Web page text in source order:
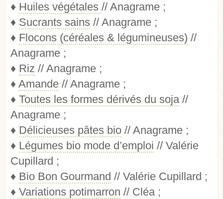
♦ Huiles végétales // Anagrame ;
♦ Sucrants sains // Anagrame ;
♦ Flocons (céréales & légumineuses) //
Anagrame ;
♦ Riz // Anagrame ;
♦ Amande // Anagrame ;
♦ Toutes les formes dérivés du soja//
Anagrame ;
♦ Délicieuses pâtes bio // Anagrame ;
♦ Légumes bio mode d’emploi // Valérie
Cupillard ;
♦ Bio Bon Gourmand // Valérie Cupillard ;
♦ Variations potimarron // Cléa ;